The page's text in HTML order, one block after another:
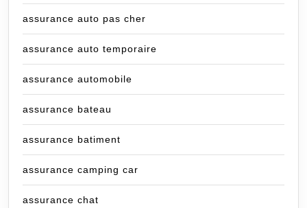
assurance auto pas cher
assurance auto temporaire
assurance automobile
assurance bateau
assurance batiment
assurance camping car
assurance chat